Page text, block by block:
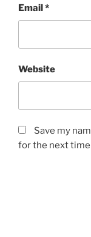
Email*
Website
Save my
for the next